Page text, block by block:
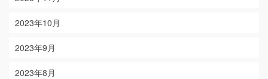
2023年10月
2023年9月
2023年8月